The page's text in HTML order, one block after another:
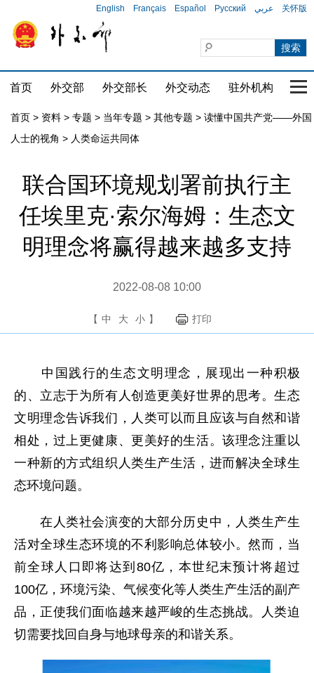
English Français Español Русский عربي 关怀版
首页 外交部 外交部长 外交动态 驻外机构 国
首页 > 资料 > 专题 > 当年专题 > 其他专题 > 读懂中国共产党——外国
人士的视角 > 人类命运共同体
联合国环境规划署前执行主
任埃里克·索尔海姆：生态文
明理念将赢得越来越多支持
2022-08-08 10:00
【 中 大 小 】 打印
中国践行的生态文明理念，展现出一种积极
的、立志于为所有人创造更美好世界的思考。生态
文明理念告诉我们，人类可以而且应该与自然和谐
相处，过上更健康、更美好的生活。该理念注重以
一种新的方式组织人类生产生活，进而解决全球生
态环境问题。
在人类社会演变的大部分历史中，人类生产生
活对全球生态环境的不利影响总体较小。然而，当
前全球人口即将达到80亿，本世纪末预计将超过
100亿，环境污染、气候变化等人类生产生活的副产
品，正使我们面临越来越严峻的生态挑战。人类迫
切需要找回自身与地球母亲的和谐关系。